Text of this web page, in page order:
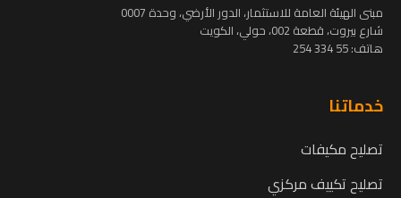
مبنى الهيئة العامة للاستثمار، الدور الأرضي، وحدة 0007
شارع بيروت، قطعة 002، حولي، الكويت
هاتف:55 334 254
خدماتنا
تصليح مكيفات
تصليح تكييف مركزي